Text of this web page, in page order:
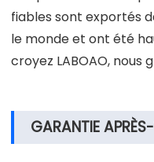
fiables sont exportés
le monde et ont été
croyez LABOAO, nous
GARANTIE